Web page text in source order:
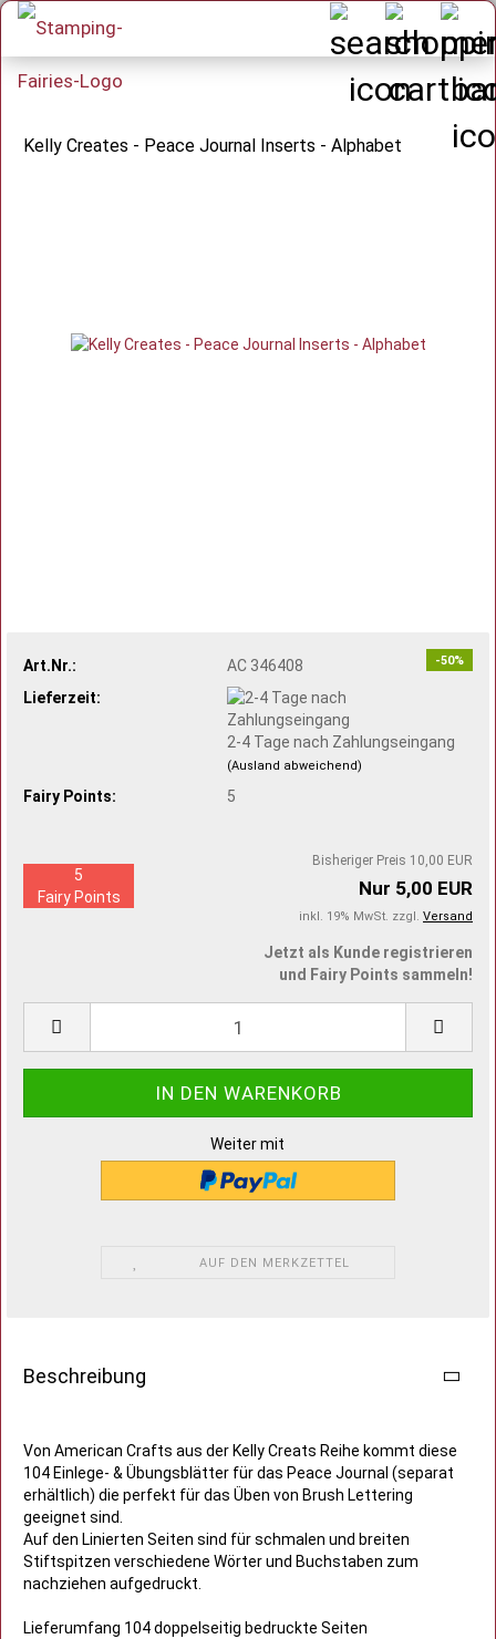
Kelly Creates - Peace Journal Inserts - Alphabet
-50%
Art.Nr.:
AC 346408
Lieferzeit:
2-4 Tage nach Zahlungseingang
(Ausland abweichend)
Fairy Points: 5
Bisheriger Preis 10,00 EUR
Nur 5,00 EUR
inkl. 19% MwSt. zzgl. Versand
5
Fairy Points
Jetzt als Kunde registrieren
und Fairy Points sammeln!
Weiter mit
AUF DEN MERKZETTEL
Beschreibung
Von American Crafts aus der Kelly Creats Reihe kommt diese
104 Einlege- & Übungsblätter für das Peace Journal (separat
erhältlich) die perfekt für das Üben von Brush Lettering
geeignet sind.
Auf den Linierten Seiten sind für schmalen und breiten
Stiftspitzen verschiedene Wörter und Buchstaben zum
nachziehen aufgedruckt.
Lieferumfang 104 doppelseitig bedruckte Seiten